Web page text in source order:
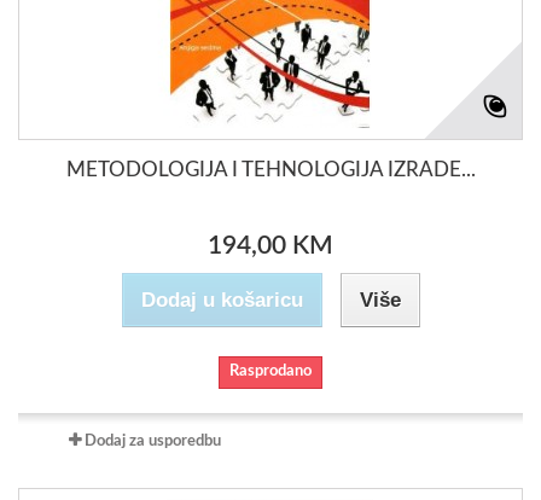
METODOLOGIJA I TEHNOLOGIJA IZRADE...
194,00 KM
Dodaj u košaricu Više
Rasprodano
Dodaj za usporedbu